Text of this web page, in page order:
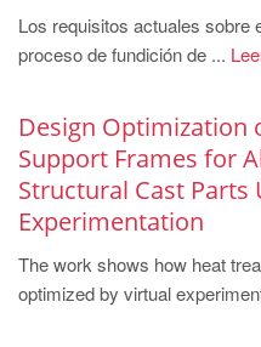
PT
ES
EN
TR
MAGMA China
EN
Los requisitos actuales sobre
proceso de fundición de ...
Design Optimization
Support Frames for
Structural Cast Parts
Experimentation
The work shows how heat
optimized by virtual